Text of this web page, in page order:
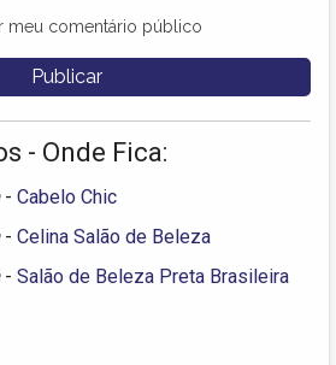
meu comentário público
- Onde Fica:
- Cabelo Chic
- Celina Salão de Beleza
- Salão de Beleza Preta Brasileira